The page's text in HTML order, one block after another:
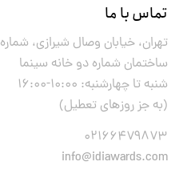
تماس با ما
تهران، خیابان وصال شیرازی، شماره ۲
ساختمان شماره دو خانه سینما
شنبه تا چهارشنبه: ۱۰:۰۰-۱۶:۰۰
(به جز روزهای تعطیل)
۰۲۱۶۶۴۷۹۸۷۳
info@idiawards.com